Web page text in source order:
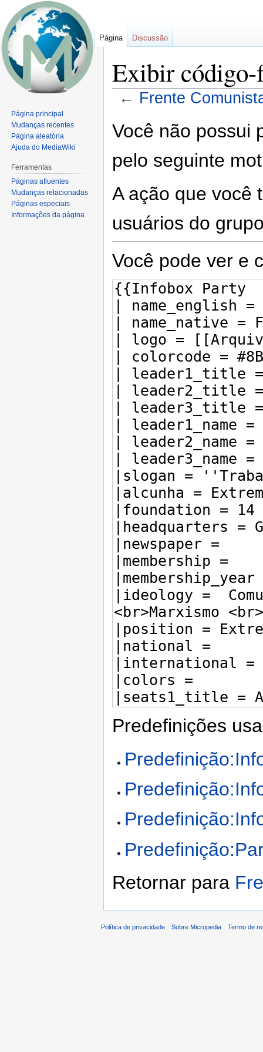
Exibir código-
← Frente
para
para
Você não possui
pelo seguinte
A ação que você
usuários do
Você pode ver e
Predefinições
Retornar para
Página Discussão
Página principal
Mudanças recentes
Página aleatória
Ajuda do MediaWiki
Ferramentas
Páginas afluentes
Mudanças relacionadas
Páginas especiais
Informações da página
Política de privacidade Sobre Micropedia Termo de